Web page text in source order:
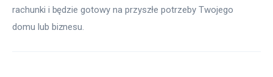
rachunki i będzie gotowy na przyszłe potrzeby Twojego
domu lub biznesu.